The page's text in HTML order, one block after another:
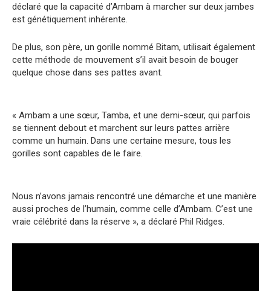
déclaré que la capacité d’Ambam à marcher sur deux jambes
est génétiquement inhérente.
De plus, son père, un gorille nommé Bitam, utilisait également
cette méthode de mouvement s’il avait besoin de bouger
quelque chose dans ses pattes avant.
« Ambam a une sœur, Tamba, et une demi-sœur, qui parfois
se tiennent debout et marchent sur leurs pattes arrière
comme un humain. Dans une certaine mesure, tous les
gorilles sont capables de le faire.
Nous n’avons jamais rencontré une démarche et une manière
aussi proches de l’humain, comme celle d’Ambam. C’est une
vraie célébrité dans la réserve », a déclaré Phil Ridges.